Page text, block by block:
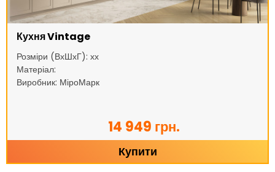
Кухня Vintage
Розміри (ВхШхГ): хх
Матеріал:
Виробник: МіроМарк
14 949 грн.
Купити